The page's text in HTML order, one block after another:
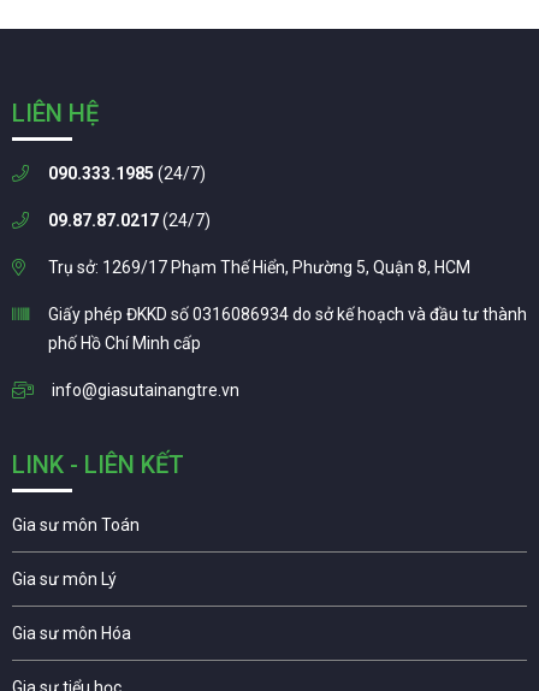
LIÊN HỆ
090.333.1985 (24/7)
09.87.87.0217(24/7)
Trụ sở: 1269/17 Phạm Thế Hiển, Phường 5, Quận 8, HCM
Giấy phép ĐKKD số 0316086934 do sở kế hoạch và đầu tư thành
phố Hồ Chí Minh cấp
info@giasutainangtre.vn
LINK - LIÊN KẾT
Gia sư môn Toán
Gia sư môn Lý
Gia sư môn Hóa